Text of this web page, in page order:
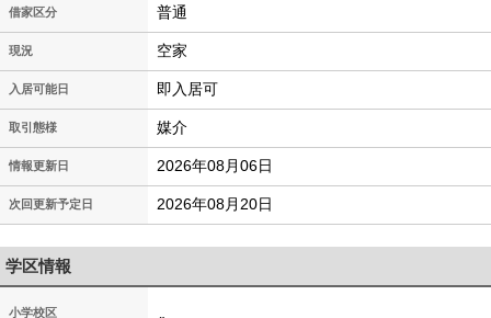
借家区分 普通
現況 空家
入居可能日 即入居可
取引態様 媒介
情報更新日 2026年08月06日
次回更新予定日 2026年08月20日
学区情報
小学校区